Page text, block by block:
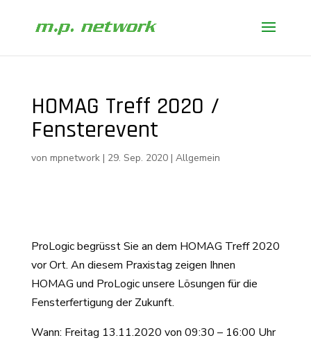
HOMAG Treff 2020 /
Fensterevent
von mpnetwork| 29. Sep. 2020| Allgemein
ProLogic begrüsst Sie an dem HOMAG Treff 2020
vor Ort. An diesem Praxistag zeigen Ihnen
HOMAG und ProLogic unsere Lösungen für die
Fensterfertigung der Zukunft.
Wann: Freitag 13.11.2020 von 09:30 – 16:00 Uhr